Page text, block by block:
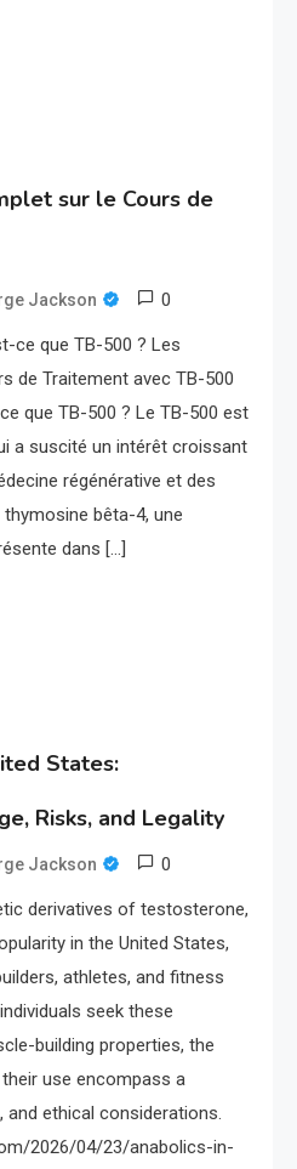
sur le Cours de
Jackson 0
ce que TB-500 ? Les
de Traitement avec TB-500
que TB-500 ? Le TB-500 est
a suscité un intérêt croissant
régénérative et des
bêta-4, une
dans […]
States:
Risks, and Legality
Jackson 0
derivatives of testosterone,
in the United States,
athletes, and fitness
seek these
building properties, the
use encompass a
ethical considerations.
2026/04/23/anabolics-in-